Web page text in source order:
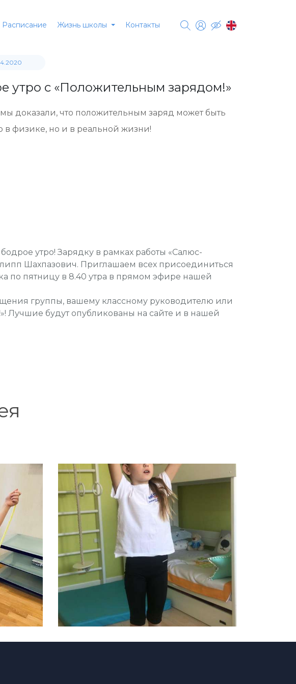
Расписание Жизнь школы Контакты
утро с «Положительным зарядом!»
доказали, что положительным заряд может быть
в физике, но и в реальной жизни!
утро! Зарядку в рамках работы «Салюс-
Шахпазович. Приглашаем всех присоединиться
по пятницу в 8.40 утра в прямом эфире нашей
группы, вашему классному руководителю или
будут опубликованы на сайте и в нашей